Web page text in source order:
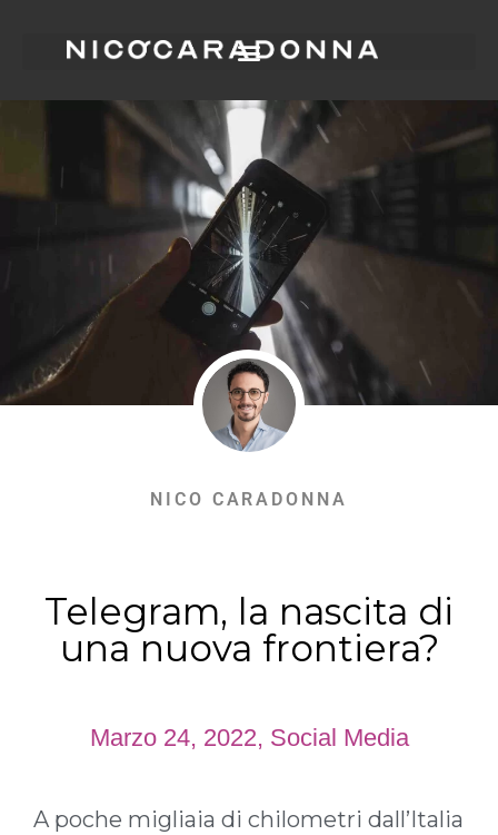
NICO CARADONNA
Telegram, la nascita di
una nuova frontiera?
Marzo 24, 2022, Social Media
A poche migliaia di chilometri dall’Italia